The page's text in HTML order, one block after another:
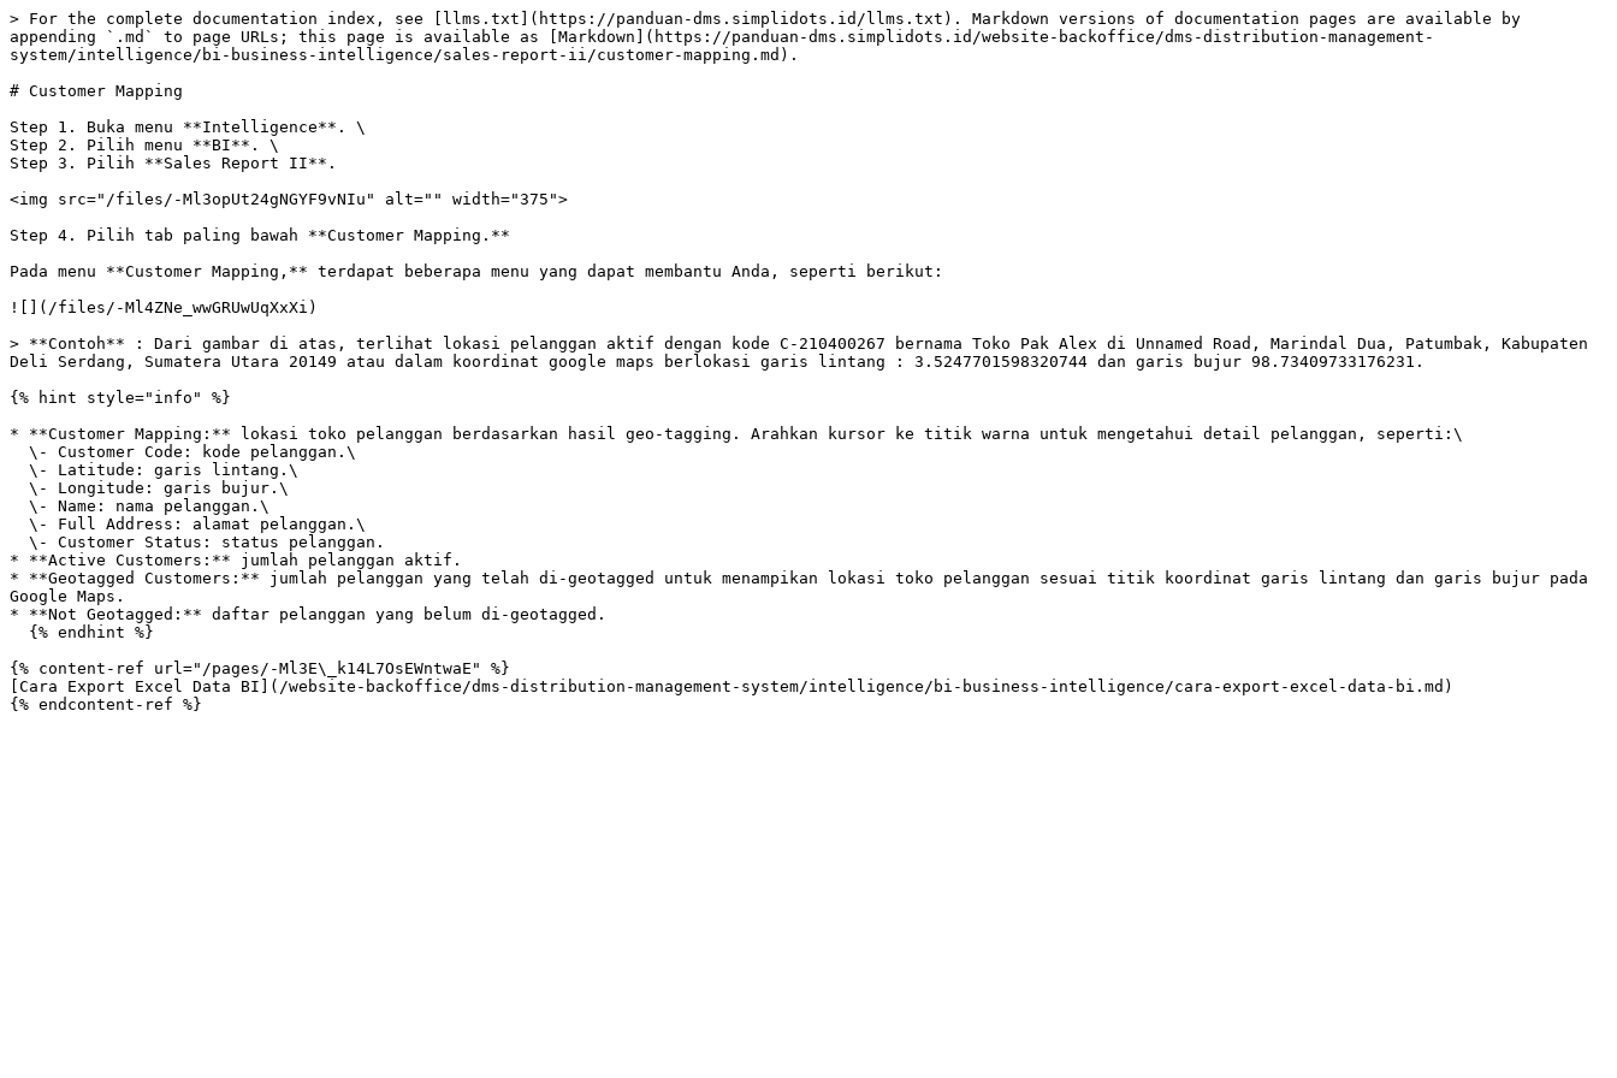
> For the complete documentation index, see [llms.txt](https://panduan-dms.simplidots.id/llms.txt). Markdown versions of documentation pages are available by
appending `.md` to page URLs; this page is available as [Markdown](https://panduan-dms.simplidots.id/website-backoffice/dms-distribution-management-
system/intelligence/bi-business-intelligence/sales-report-ii/customer-mapping.md).
# Customer Mapping
Step 1. Buka menu **Intelligence**. \
Step 2. Pilih menu **BI**. \
Step 3. Pilih **Sales Report II**.
<img src="/files/-Ml3opUt24gNGYF9vNIu" alt="" width="375">
Step 4. Pilih tab paling bawah **Customer Mapping.**
Pada menu **Customer Mapping,** terdapat beberapa menu yang dapat membantu Anda, seperti berikut:
![](/files/-Ml4ZNe_wwGRUwUqXxXi)
> **Contoh** : Dari gambar di atas, terlihat lokasi pelanggan aktif dengan kode C-210400267 bernama Toko Pak Alex di Unnamed Road, Marindal Dua, Patumbak, Kabupaten
Deli Serdang, Sumatera Utara 20149 atau dalam koordinat google maps berlokasi garis lintang : 3.5247701598320744 dan garis bujur 98.73409733176231.
{% hint style="info" %}
* **Customer Mapping:** lokasi toko pelanggan berdasarkan hasil geo-tagging. Arahkan kursor ke titik warna untuk mengetahui detail pelanggan, seperti:\
* **Active Customers:** jumlah pelanggan aktif.
* **Geotagged Customers:** jumlah pelanggan yang telah di-geotagged untuk menampikan lokasi toko pelanggan sesuai titik koordinat garis lintang dan garis bujur pada
Google Maps.
* **Not Geotagged:** daftar pelanggan yang belum di-geotagged.
{% content-ref url="/pages/-Ml3E\_k14L7OsEWntwaE" %}
[Cara Export Excel Data BI](/website-backoffice/dms-distribution-management-system/intelligence/bi-business-intelligence/cara-export-excel-data-bi.md)